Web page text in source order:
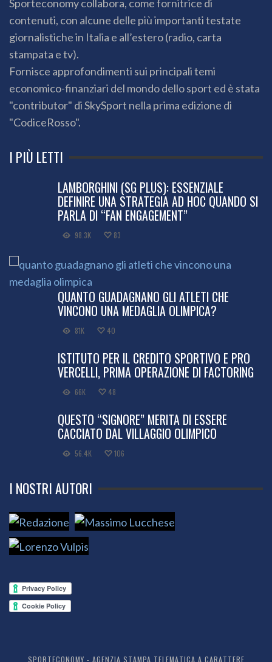
Sporteconomy collabora, come fornitrice di
contenuti, con alcune delle più importanti testate
giornalistiche in Italia e all’estero (radio, carta
stampata e tv).
Fornisce approfondimenti sui principali temi
economico-finanziari del mondo dello sport ed è stata
"contributor" di SkySport nella prima edizione di
"CodiceRosso".
I PIÙ LETTI
LAMBORGHINI (SG PLUS): ESSENZIALE
DEFINIRE UNA STRATEGIA AD HOC QUANDO SI
PARLA DI “FAN ENGAGEMENT”
98.3K 83
QUANTO GUADAGNANO GLI ATLETI CHE
VINCONO UNA MEDAGLIA OLIMPICA?
81K 40
ISTITUTO PER IL CREDITO SPORTIVO E PRO
VERCELLI, PRIMA OPERAZIONE DI FACTORING
66K 48
QUESTO “SIGNORE” MERITA DI ESSERE
CACCIATO DAL VILLAGGIO OLIMPICO
56.4K 106
I NOSTRI AUTORI
SPORTECONOMY - AGENZIA STAMPA TELEMATICA A CARATTERE